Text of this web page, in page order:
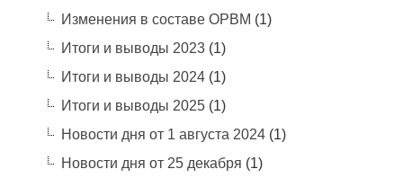
Изменения в составе ОРВМ (1)
Итоги и выводы 2023(1)
Итоги и выводы 2024(1)
Итоги и выводы 2025(1)
Новости дня от 1 августа 2024(1)
Новости дня от 25 декабря (1)